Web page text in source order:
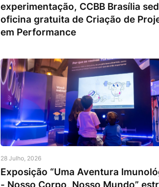
experimentação, CCBB Brasília
oficina gratuita de Criação de
em Performance
28 Julho, 2026
Exposição “Uma Aventura
- Nosso Corpo, Nosso Mundo”